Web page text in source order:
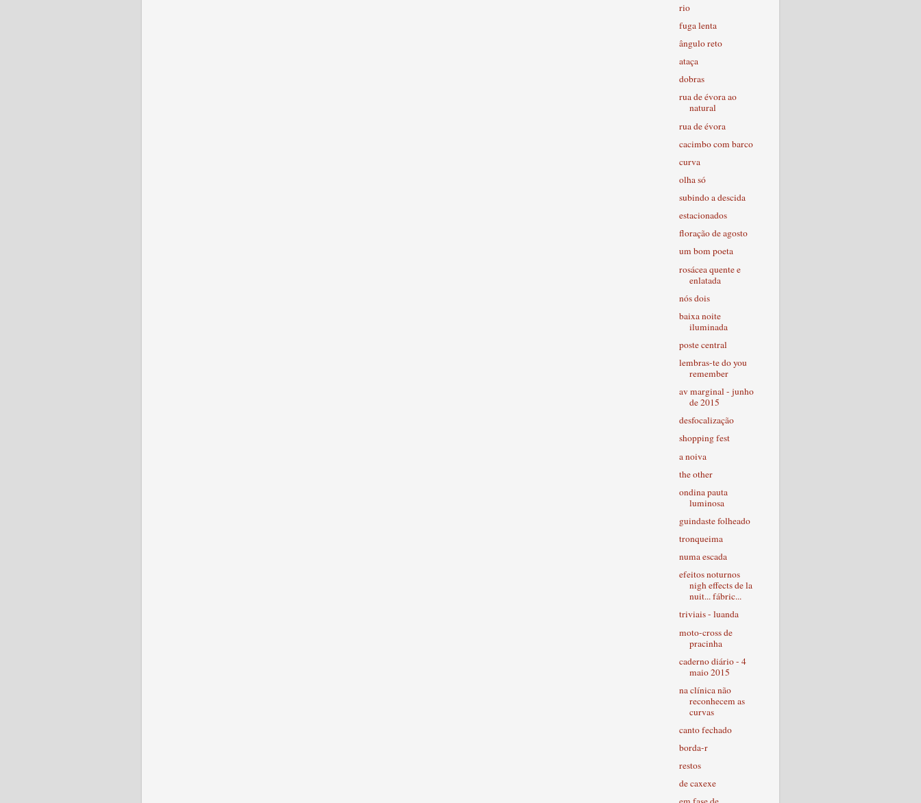
rio
fuga lenta
ângulo reto
ataça
dobras
rua de évora ao
natural
rua de évora
cacimbo com barco
curva
olha só
subindo a descida
estacionados
floração de agosto
um bom poeta
rosácea quente e
enlatada
nós dois
baixa noite
iluminada
poste central
lembras-te do you
remember
av marginal - junho
de 2015
desfocalização
shopping fest
a noiva
the other
ondina pauta
luminosa
guindaste folheado
tronqueima
numa escada
efeitos noturnos
nigh effects de la
nuit... fábric...
triviais - luanda
moto-cross de
pracinha
caderno diário - 4
maio 2015
na clínica não
reconhecem as
curvas
canto fechado
borda-r
restos
de caxexe